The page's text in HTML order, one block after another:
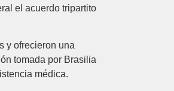
el acuerdo tripartito
y ofrecieron una
tomada por Brasilia
médica.